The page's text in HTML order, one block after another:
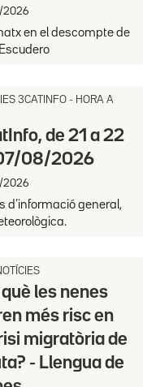
2026
en el descompte de
3CATINFO - HORA A
de 21 a 22
08/2026
2026
d’informació general,
què les nenes
més risc en
migratòria de
- Llengua de